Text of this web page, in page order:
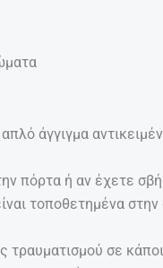
άγγιγμα
πόρτα ή αν έχετε
τοποθετημένα στην
τραυματισμού σε